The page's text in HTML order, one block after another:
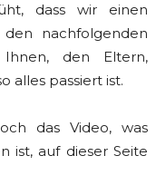
dass wir einen
nachfolgenden
den Eltern,
alles passiert ist.
das Video, was
ist, auf dieser Seite